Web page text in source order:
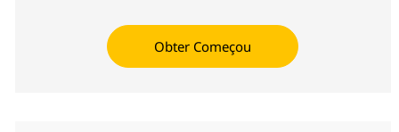
Obter Começou